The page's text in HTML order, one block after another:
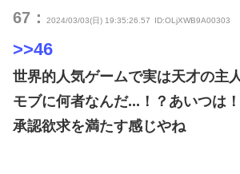
67： 2024/03/03(日) 19:35:26.57 ID:OLjXWB9A00303
>>46
世界的人気ゲームで実は天才の主
モブに何者なんだ...！？あいつは
承認欲求を満たす感じやね